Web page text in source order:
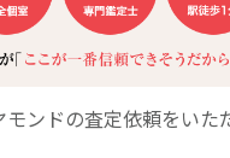
ンドの査定依頼をいた